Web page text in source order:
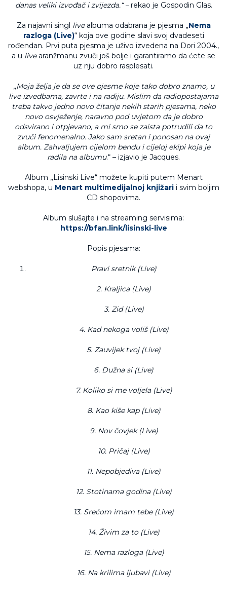
danas veliki izvođač i zvijezda.“ –rekao je Gospodin Glas.
Za najavni singl livealbuma odabrana je pjesma „Nema
razloga (Live)“ koja ove godine slavi svoj dvadeseti
rođendan. Prvi puta pjesma je uživo izvedena na Dori 2004.,
a u livearanžmanu zvuči još bolje i garantiramo da ćete se
uz nju dobro rasplesati.
„Moja želja je da se ove pjesme koje tako dobro znamo, u
live izvedbama, zavrte i na radiju. Mislim da radiopostajama
treba takvo jedno novo čitanje nekih starih pjesama, neko
novo osvježenje, naravno pod uvjetom da je dobro
odsvirano i otpjevano, a mi smo se zaista potrudili da to
zvuči fenomenalno. Jako sam sretan i ponosan na ovaj
album. Zahvaljujem cijelom bendu i cijeloj ekipi koja je
radila na albumu.“ – izjavio je Jacques.
Album „Lisinski Live“ možete kupiti putem Menart
webshopa, u Menart multimedijalnoj knjižarii svim boljim
CD shopovima.
Album slušajte i na streaming servisima:
https://bfan.link/lisinski-live
Popis pjesama:
Pravi sretnik (Live)
2. Kraljica (Live)
3. Zid (Live)
4. Kad nekoga voliš (Live)
5. Zauvijek tvoj (Live)
6. Dužna si (Live)
7. Koliko si me voljela (Live)
8. Kao kiše kap (Live)
9. Nov čovjek (Live)
10. Pričaj (Live)
11. Nepobjediva (Live)
12. Stotinama godina (Live)
13. Srećom imam tebe (Live)
14. Živim za to (Live)
15. Nema razloga (Live)
16. Na krilima ljubavi (Live)